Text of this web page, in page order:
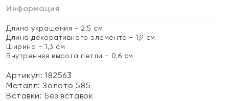
Информация
Длина украшения - 2,5 см
Длина декоративного элемента - 1,9 см
Ширина - 1,3 см
Внутренняя высота петли - 0,6 см
Артикул: 182563
Металл:Золото 585
Вставки:Без вставок